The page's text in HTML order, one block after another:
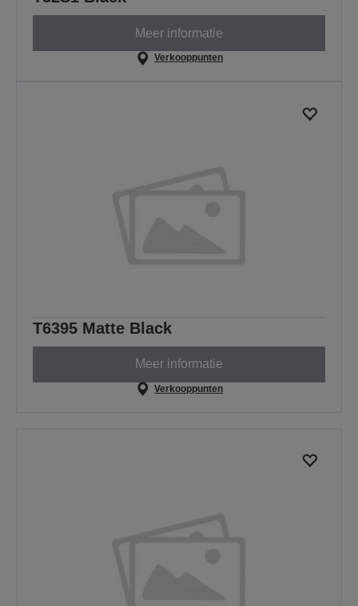
Meer informatie
Verkooppunten
T6395 Matte Black
Meer informatie
Verkooppunten